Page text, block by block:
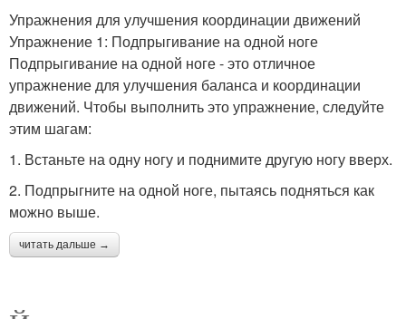
Упражнения для улучшения координации движений
Упражнение 1: Подпрыгивание на одной ноге
Подпрыгивание на одной ноге - это отличное
упражнение для улучшения баланса и координации
движений. Чтобы выполнить это упражнение, следуйте
этим шагам:
1. Встаньте на одну ногу и поднимите другую ногу вверх.
2. Подпрыгните на одной ноге, пытаясь подняться как
можно выше.
читать дальше →